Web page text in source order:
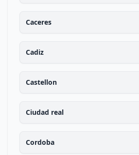
Caceres
Cadiz
Castellon
Ciudad real
Cordoba